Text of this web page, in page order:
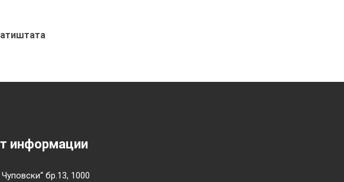
информации
бр.13, 1000